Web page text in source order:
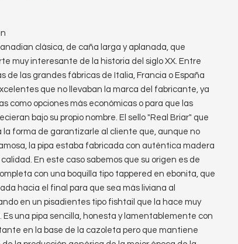
clásica, de caña larga y aplanada, que
muy interesante de la historia del siglo XX. Entre
de las grandes fábricas de Italia, Francia o España
que no llevaban la marca del fabricante, ya
como opciones más económicas o para que las
bajo su propio nombre. El sello "Real Briar" que
la forma de garantizarle al cliente que, aunque no
la pipa estaba fabricada con auténtica madera
En este caso sabemos que su origen es de
con una boquilla tipo tappered en ebonita, que
hacia el final para que sea más liviana al
en un pisadientes tipo fishtail que la hace muy
Es una pipa sencilla, honesta y lamentablemente con
en la base de la cazoleta pero que mantiene